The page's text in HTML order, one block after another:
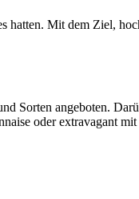
Mit dem Ziel,
Sorten angeboten.
oder extravagant